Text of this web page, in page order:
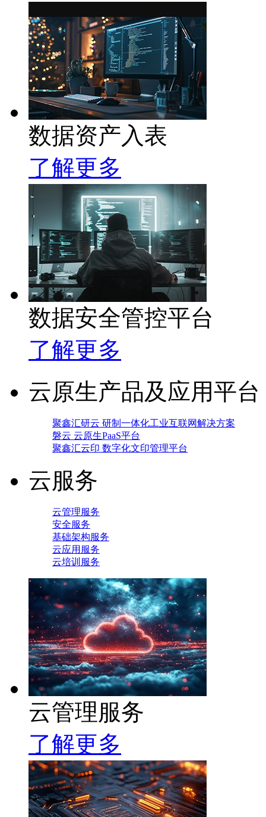
数据资产入表
了解更多
数据安全管控平台
了解更多
云原生产品及应用平台
聚鑫汇研云 研制一体化工业互联网解决方案
磐云 云原生PaaS平台
聚鑫汇云印 数字化文印管理平台
云服务
云管理服务
安全服务
基础架构服务
云应用服务
云培训服务
云管理服务
了解更多